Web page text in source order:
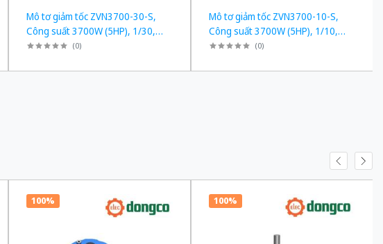
Mô tơ giảm tốc ZVN3700-30-S,
Công suất 3700W (5HP), 1/30,
Chân đế
(0)
Mô tơ giảm tốc ZVN3700-10-S,
Công suất 3700W (5HP), 1/10,
Chân đế
(0)
100% 100%